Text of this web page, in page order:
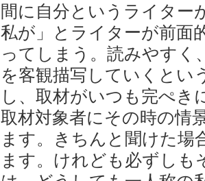
間に自分というライター
私が」とライターが前面
ってしまう。読みやすく
を客観描写していくとい
し、取材がいつも完ぺき
取材対象者にその時の情
ます。きちんと聞けた場
ます。けれども必ずしも